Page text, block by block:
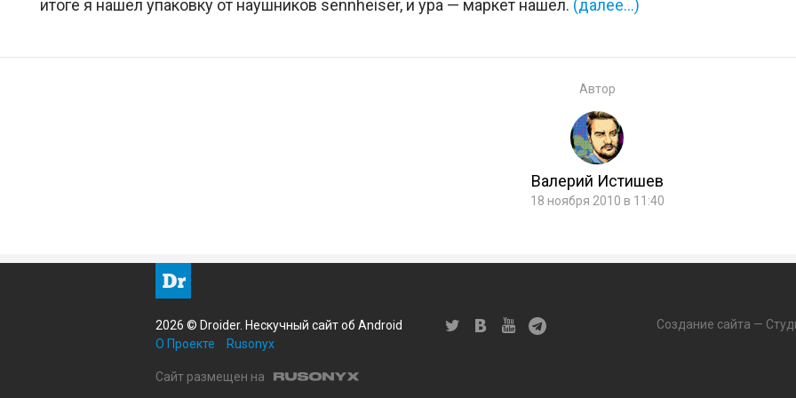
итоге я нашел упаковку от наушников sennheiser, и ура — маркет нашел. (далее…)
Автор
Валерий Истишев
18 ноября 2010 в 11:40
2026 © Droider. Нескучный сайт об Android
О Проекте
Rusonyx
Сайт размещен на
Создание сайта —